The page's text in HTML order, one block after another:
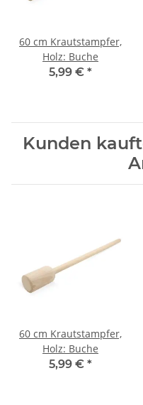
60 cm Krautstampfer,
Holz: Buche
5,99 € *
Kunden
60 cm Krautstampfer,
Holz: Buche
5,99 € *